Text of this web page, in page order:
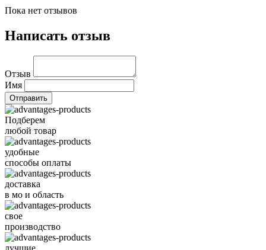
Пока нет отзывов
Написать отзыв
Отзыв
Имя
Подберем
любой товар
удобные
способы оплаты
доставка
в мо и область
свое
производство